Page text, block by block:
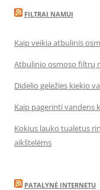
FILTRAI NAMUI
Kaip veikia atbulinis
Atbulinio osmoso filtrų
Didelio geležies kiekio
Kaip pagerinti vandens
Kokius lauko tualetus
aikštelėms
PATALYNĖ INTERNETU